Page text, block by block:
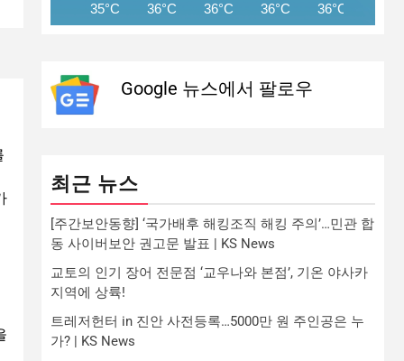
35°C 36°C 36°C 36°C 36°C
Google 뉴스에서 팔로우
최근 뉴스
[주간보안동향] ‘국가배후 해킹조직 해킹 주의’…민관 합
동 사이버보안 권고문 발표 | KS News
교토의 인기 장어 전문점 ‘교우나와 본점’, 기온 야사카
지역에 상륙!
트레저헌터 in 진안 사전등록…5000만 원 주인공은 누
가? | KS News